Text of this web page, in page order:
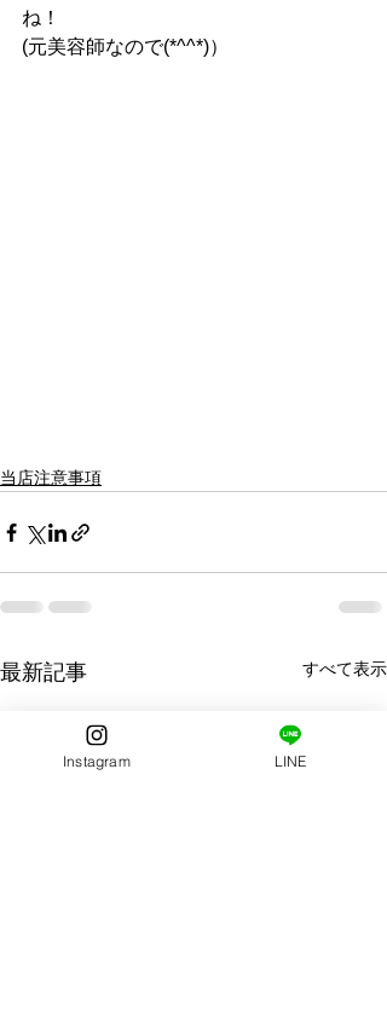
ね！
(元美容師なので(*^^*)）
当店注意事項
最新記事 すべて表示
Instagram LINE